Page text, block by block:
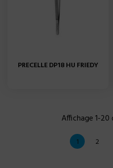
PRECELLE DP18 HU FRIEDY
Affichage 1-
1 2